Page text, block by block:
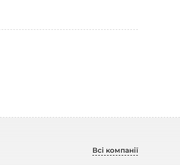
Всі компанії